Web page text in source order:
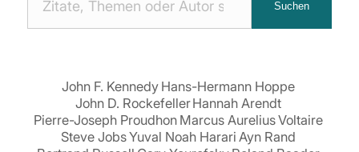
Suchen
John F. Kennedy Hans-Hermann Hoppe
John D. RockefellerHannah Arendt
Pierre-Joseph Proudhon Marcus AureliusVoltaire
Steve JobsYuval Noah Harari Ayn Rand